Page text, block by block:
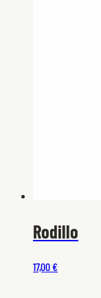
Rodillo
17,00 €